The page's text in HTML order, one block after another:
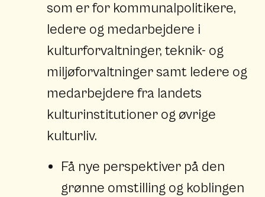
som er for kommunalpolitikere,
ledere og medarbejdere i
kulturforvaltninger, teknik- og
miljøforvaltninger samt ledere og
medarbejdere fra landets
kulturinstitutioner og øvrige
kulturliv.
Få nye perspektiver på den
grønne omstilling og koblingen